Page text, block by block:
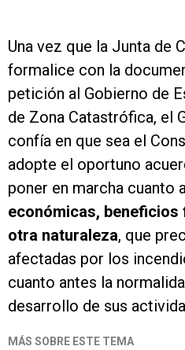
Una vez que la Junta de
formalice con la
petición al Gobierno de
de Zona Catastrófica, el
confía en que sea el
adopte el oportuno
poner en marcha cuanto
económicas,
otra naturaleza, que
afectadas por los
cuanto antes la
desarrollo de sus
MÁS SOBRE ESTE TEMA